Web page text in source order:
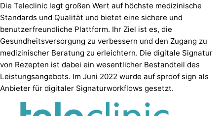
Die Teleclinic legt großen Wert auf höchste medizinische
Standards und Qualität und bietet eine sichere und
benutzerfreundliche Plattform. Ihr Ziel ist es, die
Gesundheitsversorgung zu verbessern und den Zugang zu
medizinischer Beratung zu erleichtern. Die digitale Signatur
von Rezepten ist dabei ein wesentlicher Bestandteil des
Leistungsangebots. Im Juni 2022 wurde auf sproof sign als
Anbieter für digitaler Signaturworkflows gesetzt.